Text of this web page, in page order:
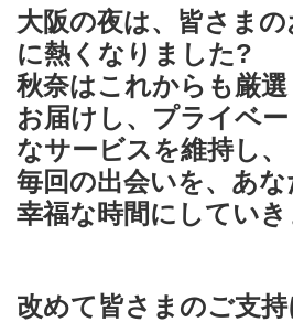
大阪の夜は、皆さま
に熱くなりました?
秋奈はこれからも厳
お届けし、プライベ
なサービスを維持し、
毎回の出会いを、あ
幸福な時間にしてい
改めて皆さまのご支